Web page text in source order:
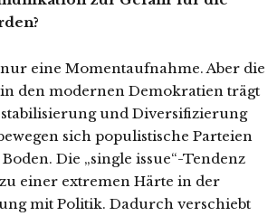
eine Momentaufnahme. Aber die
den modernen Demokratien trägt
und Diversifizierung
sich populistische Parteien
Die „single issue“-Tendenz
einer extremen Härte in der
mit Politik. Dadurch verschiebt